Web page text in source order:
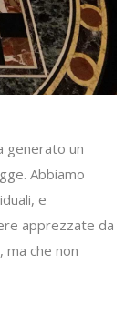
generato un
Abbiamo
e
apprezzate da
che non